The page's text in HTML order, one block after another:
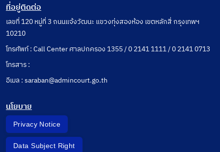
ที่อยู่ติดต่อ
เลขที่ 120 หมู่ที่ 3 ถนนแจ้งวัฒนะ แขวงทุ่งสองห้อง เขตหลักสี่ กรุงเทพฯ
10210
โทรศัพท์ : Call Center ศาลปกครอง 1355 / 0 2141 1111 / 0 2141 0713
โทรสาร :
อีเมล : saraban@admincourt.go.th
นโยบาย
Privacy Notice
Data Subject Right